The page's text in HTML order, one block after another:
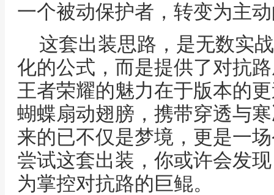
一个被动保护者，转变为主
这套出装思路，是无数实
化的公式，而是提供了对抗
王者荣耀的魅力在于版本的
蝴蝶扇动翅膀，携带穿透与
来的已不仅是梦境，更是一
尝试这套出装，你或许会发
为掌控对抗路的巨鲲。